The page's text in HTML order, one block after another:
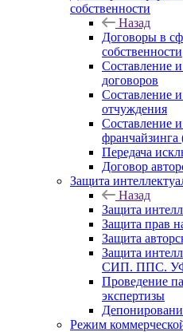
собственности
Назад
Договоры в
собственности
Составление
договоров
Составление
отчуждения
Составление
франчайзинга
Передача
Договор
Защита
Назад
Защита
Защита прав
Защита
Защита
СИП. ППС.
Проведение
экспертизы
Режим